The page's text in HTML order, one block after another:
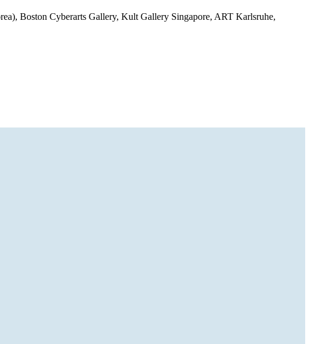
Boston Cyberarts Gallery, Kult Gallery Singapore, ART Karlsruhe,